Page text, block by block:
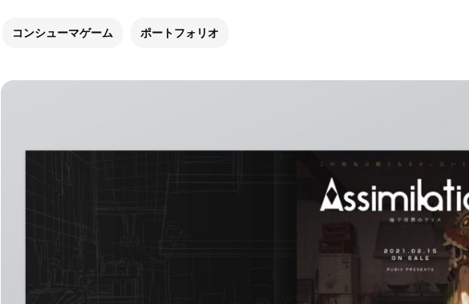
コンシューマゲーム ポートフォリオ